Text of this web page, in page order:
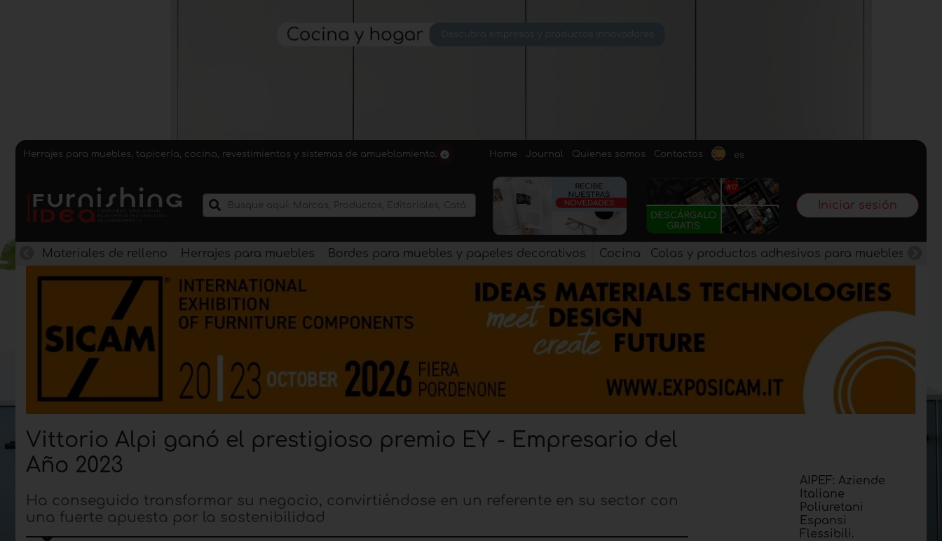
Herrajes para muebles, tapicería, cocina, revestimientos y sistemas de amueblamiento. Home Journal Quienes somos Contactos es
Iniciar sesión
Materiales de relleno Herrajes para muebles Bordes para muebles y papeles decorativos Cocina Colas y productos adhesivos para muebles
Vittorio Alpi ganó el prestigioso premio EY - Empresario del
Año 2023
Ha conseguido transformar su negocio, convirtiéndose en un referente en su sector con
una fuerte apuesta por la sostenibilidad
AIPEF: Aziende
Italiane
Poliuretani
Espansi
Flessibili.